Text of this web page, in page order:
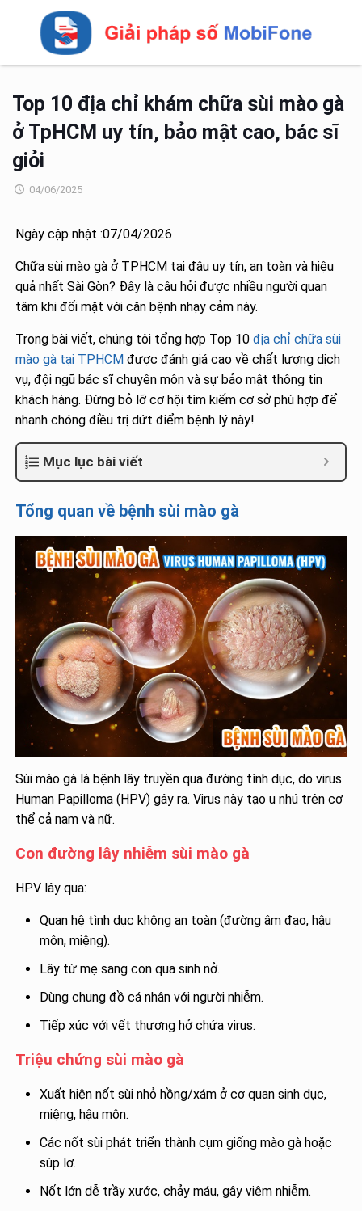
Top 10 địa chỉ khám chữa sùi mào gà
ở TpHCM uy tín, bảo mật cao, bác sĩ
giỏi
04/06/2025
Ngày cập nhật :07/04/2026
Chữa sùi mào gà ở TPHCM tại đâu uy tín, an toàn và hiệu
quả nhất Sài Gòn? Đây là câu hỏi được nhiều người quan
tâm khi đối mặt với căn bệnh nhạy cảm này.
Trong bài viết, chúng tôi tổng hợp Top 10địa chỉ chữa sùi
mào gà tại TPHCM được đánh giá cao về chất lượng dịch
vụ, đội ngũ bác sĩ chuyên môn và sự bảo mật thông tin
khách hàng. Đừng bỏ lỡ cơ hội tìm kiếm cơ sở phù hợp để
nhanh chóng điều trị dứt điểm bệnh lý này!
Mục lục bài viết
Tổng quan về bệnh sùi mào gà
Sùi mào gà là bệnh lây truyền qua đường tình dục, do virus
Human Papilloma (HPV) gây ra. Virus này tạo u nhú trên cơ
thể cả nam và nữ.
Con đường lây nhiễm sùi mào gà
HPV lây qua:
Quan hệ tình dục không an toàn (đường âm đạo, hậu
môn, miệng).
Lây từ mẹ sang con qua sinh nở.
Dùng chung đồ cá nhân với người nhiễm.
Tiếp xúc với vết thương hở chứa virus.
Triệu chứng sùi mào gà
Xuất hiện nốt sùi nhỏ hồng/xám ở cơ quan sinh dục,
miệng, hậu môn.
Các nốt sùi phát triển thành cụm giống mào gà hoặc
súp lơ.
Nốt lớn dễ trầy xước, chảy máu, gây viêm nhiễm.